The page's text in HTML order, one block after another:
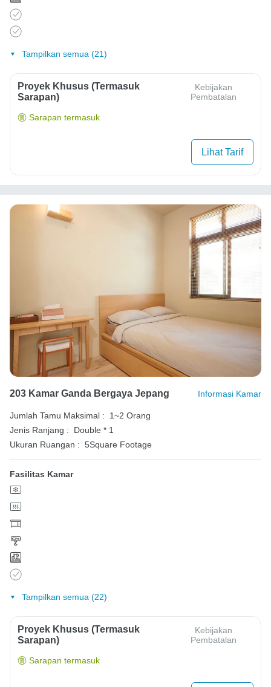
Tampilkan semua (21)
Proyek Khusus (Termasuk
Sarapan)
Kebijakan
Pembatalan
Sarapan termasuk
Lihat Tarif
203 Kamar Ganda Bergaya Jepang Informasi Kamar
Jumlah Tamu Maksimal :
1~2 Orang
Jenis Ranjang :
Double * 1
Ukuran Ruangan : 5Square Footage
Fasilitas Kamar
Tampilkan semua (22)
Proyek Khusus (Termasuk
Sarapan)
Kebijakan
Pembatalan
Sarapan termasuk